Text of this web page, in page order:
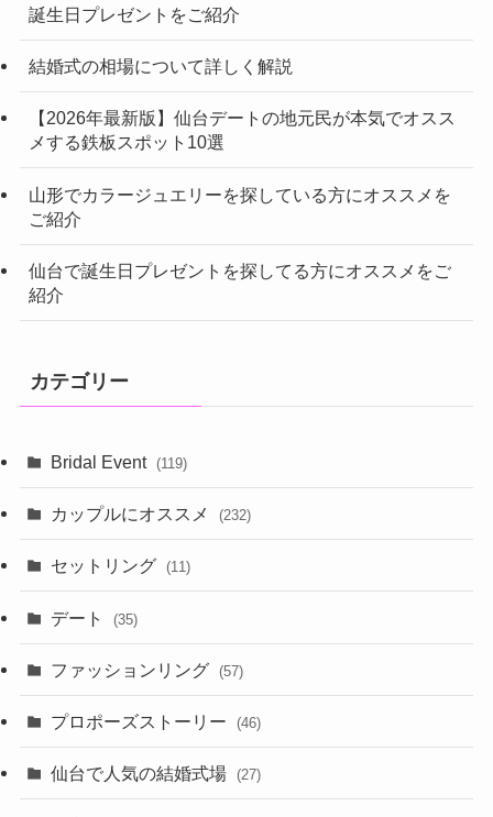
誕生日プレゼントをご紹介
結婚式の相場について詳しく解説
【2026年最新版】仙台デートの地元民が本気でオスス
メする鉄板スポット10選
山形でカラージュエリーを探している方にオススメを
ご紹介
仙台で誕生日プレゼントを探してる方にオススメをご
紹介
カテゴリー
Bridal Event (119)
カップルにオススメ (232)
セットリング (11)
デート (35)
ファッションリング (57)
プロポーズストーリー (46)
仙台で人気の結婚式場 (27)